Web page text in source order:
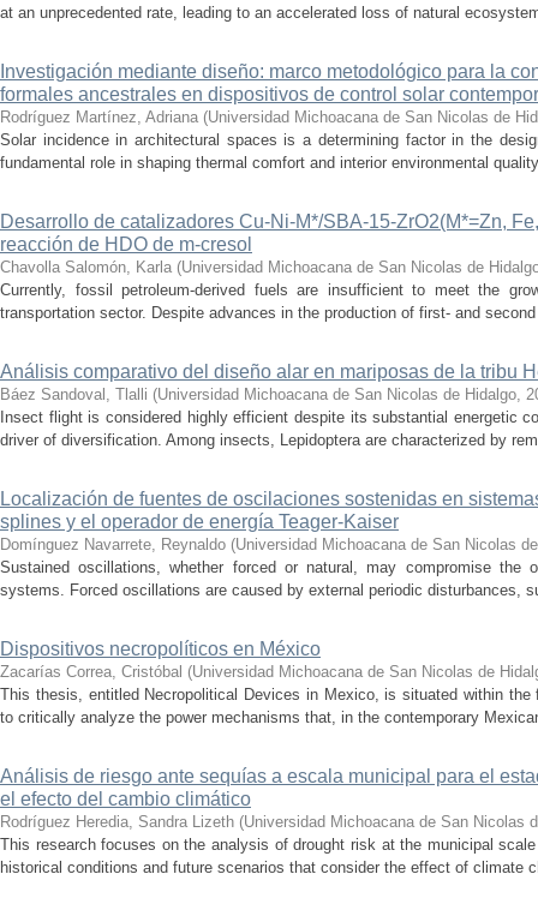
at an unprecedented rate, leading to an accelerated loss of natural
Investigación mediante diseño: marco metodológico para la
formales ancestrales en dispositivos de control solar
Rodríguez Martínez, Adriana (Universidad Michoacana de San Nicolas de
Solar incidence in architectural spaces is a determining factor in the
fundamental role in shaping thermal comfort and interior environmental
Desarrollo de catalizadores Cu-Ni-M*/SBA-15-ZrO2(M*=Zn,
reacción de HDO de m-cresol
Chavolla Salomón, Karla (Universidad Michoacana de San Nicolas de
Currently, fossil petroleum-derived fuels are insufficient to meet the
transportation sector. Despite advances in the production of first- and
Análisis comparativo del diseño alar en mariposas de la tribu
Báez Sandoval, Tlalli (Universidad Michoacana de San Nicolas de Hidalgo,
Insect flight is considered highly efficient despite its substantial energetic
driver of diversification. Among insects, Lepidoptera are characterized by
Localización de fuentes de oscilaciones sostenidas en
splines y el operador de energía Teager-Kaiser
Domínguez Navarrete, Reynaldo (Universidad Michoacana de San Nicolas
Sustained oscillations, whether forced or natural, may compromise the
systems. Forced oscillations are caused by external periodic disturbances,
Dispositivos necropolíticos en México
Zacarías Correa, Cristóbal (Universidad Michoacana de San Nicolas de
This thesis, entitled Necropolitical Devices in Mexico, is situated within
to critically analyze the power mechanisms that, in the contemporary
Análisis de riesgo ante sequías a escala municipal para el
el efecto del cambio climático
Rodríguez Heredia, Sandra Lizeth (Universidad Michoacana de San Nicolas
This research focuses on the analysis of drought risk at the municipal
historical conditions and future scenarios that consider the effect of climate